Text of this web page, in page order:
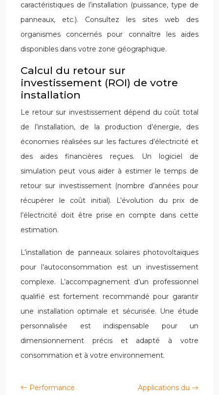
caractéristiques de l’installation (puissance, type de
panneaux, etc.). Consultez les sites web des
organismes concernés pour connaître les aides
disponibles dans votre zone géographique.
Calcul du retour sur
investissement (ROI) de votre
installation
Le retour sur investissement dépend du coût total
de l’installation, de la production d’énergie, des
économies réalisées sur les factures d’électricité et
des aides financières reçues. Un logiciel de
simulation peut vous aider à estimer le temps de
retour sur investissement (nombre d’années pour
récupérer le coût initial). L’évolution du prix de
l’électricité doit être prise en compte dans cette
estimation.
L’installation de panneaux solaires photovoltaïques
pour l’autoconsommation est un investissement
complexe. L’accompagnement d’un professionnel
qualifié est fortement recommandé pour garantir
une installation optimale et sécurisée. Une étude
personnalisée est indispensable pour un
dimensionnement précis et adapté à votre
consommation et à votre environnement.
Performance Applications du